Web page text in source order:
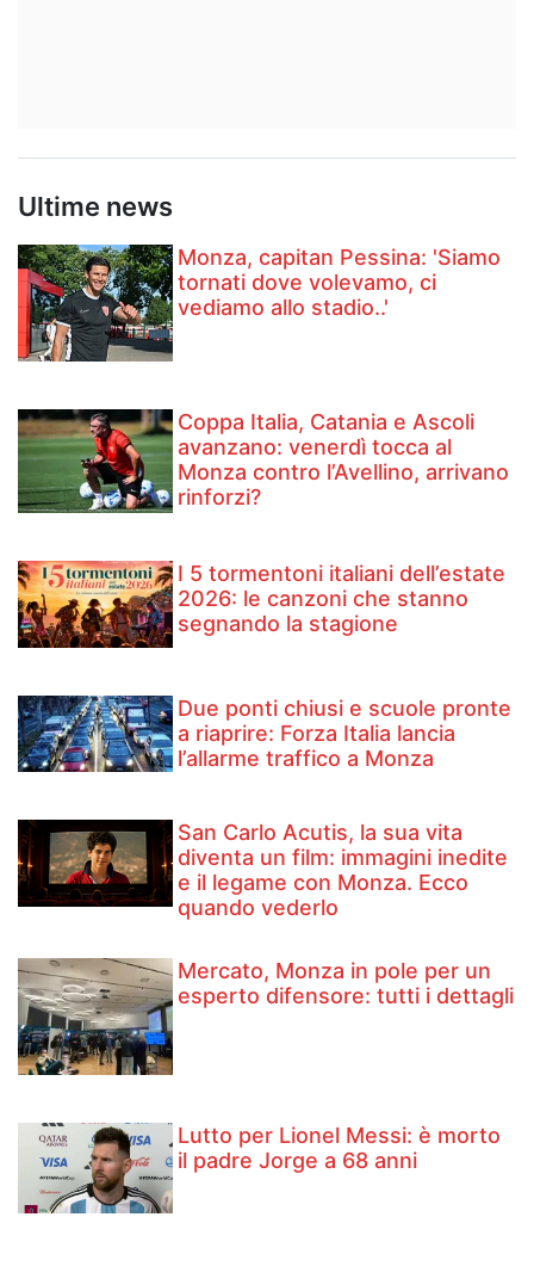
Ultime news
Monza, capitan Pessina: 'Siamo
tornati dove volevamo, ci
vediamo allo stadio..'
Coppa Italia, Catania e Ascoli
avanzano: venerdì tocca al
Monza contro l’Avellino, arrivano
rinforzi?
I 5 tormentoni italiani dell’estate
2026: le canzoni che stanno
segnando la stagione
Due ponti chiusi e scuole pronte
a riaprire: Forza Italia lancia
l’allarme traffico a Monza
San Carlo Acutis, la sua vita
diventa un film: immagini inedite
e il legame con Monza. Ecco
quando vederlo
Mercato, Monza in pole per un
esperto difensore: tutti i dettagli
Lutto per Lionel Messi: è morto
il padre Jorge a 68 anni